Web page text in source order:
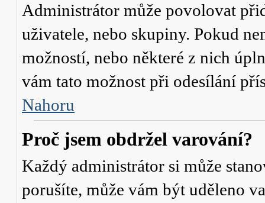
Administrátor může povolovat
uživatele, nebo skupiny. Pokud
možností, nebo některé z nich
vám tato možnost při odesílání
Nahoru
Proč jsem obdržel varování?
Každý administrátor si může
porušíte, může vám být uděleno